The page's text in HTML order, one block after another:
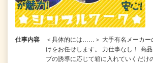
仕事内容
＜具体的には……＞ 大手有名メーカー
けをお任せします。 力仕事なし！ 商
プの誘導に応じて箱に入れていくだけ